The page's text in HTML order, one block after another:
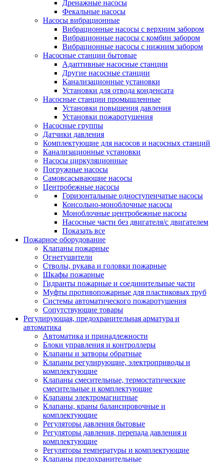
Дренажные насосы
Фекальные насосы
Насосы вибрационные
Вибрационные насосы с верхним забором
Вибрационные насосы с комбин забором
Вибрационные насосы с нижним забором
Насосные станции бытовые
Адаптивные насосные станции
Другие насосные станции
Канализационные установки
Установки для отвода конденсата
Насосные станции промышленные
Установки повышения давления
Установки пожаротушения
Насосные группы
Датчики давления
Комплектующие для насосов и насосных станций
Канализационные установки
Насосы циркуляционные
Погружные насосы
Самовсасывающие насосы
Центробежные насосы
Горизонтальные одноступенчатые насосы
Консольно-моноблочные насосы
Моноблочные центробежные насосы
Насосные части без двигателя/с двигателем
Показать все
Пожарное оборудование
Клапаны пожарные
Огнетушители
Стволы, рукава и головки пожарные
Шкафы пожарные
Гидранты пожарные и соединительные части
Муфты противопожарные для пластиковых труб
Системы автоматического пожаротушения
Сопутствующие товары
Регулирующая, предохранительная арматура и
автоматика
Автоматика и принадлежности
Блоки управления и контроллеры
Клапаны и затворы обратные
Клапаны регулирующие, электроприводы и
комплектующие
Клапаны смесительные, термостатические
смесительные и комплектующие
Клапаны электромагнитные
Клапаны, краны балансировочные и
комплектующие
Регуляторы давления бытовые
Регуляторы давления, перепада давления и
комплектующие
Регуляторы температуры и комплектующие
Клапаны предохранительные